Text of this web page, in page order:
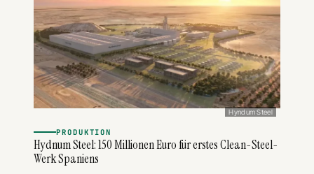
Hyndum Steel
PRODUKTION
Hydnum Steel: 150 Millionen Euro für erstes Clean-Steel-
Werk Spaniens